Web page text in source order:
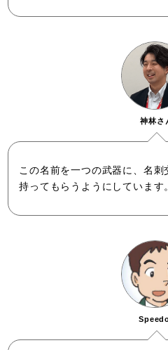
この名前を一つの武器に、名
持ってもらうようにしています
神林さ